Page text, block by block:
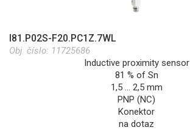
I81.P02S-F20.PC1Z.7WL
Obj. číslo: 11725686
Inductive proximity sensor
81 % of Sn
1,5 … 2,5 mm
PNP (NC)
Konektor
na dotaz